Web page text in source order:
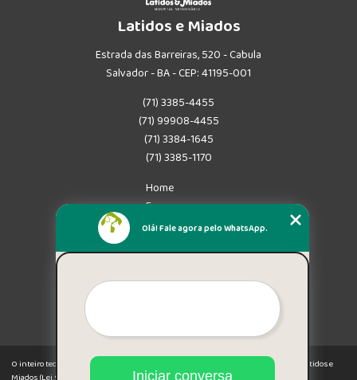
Latidos e Miados
Estrada das Barreiras, 520 - Cabula
Salvador - BA - CEP: 41195-001
(71) 3385-4455
(71) 99908-4455
(71) 3384-1645
(71) 3385-1170
Home
Empresa
Missão
Mapa do site
O inteiro teor deste site está sujeito à proteção de direitos autorais. Copyright© Latidos e
Miados (Lei 9610 de 19/02/1998)
Olá! Fale agora pelo WhatsApp.
Iniciar conversa